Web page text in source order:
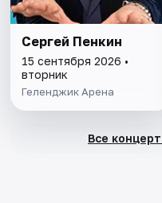
Сергей Пенкин
15 сентября 2026 •
вторник
Геленджик Арена
Все